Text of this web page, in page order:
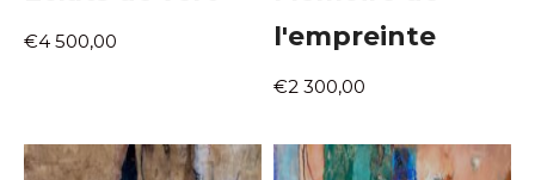
€4 500,00
l'empreinte
€2 300,00